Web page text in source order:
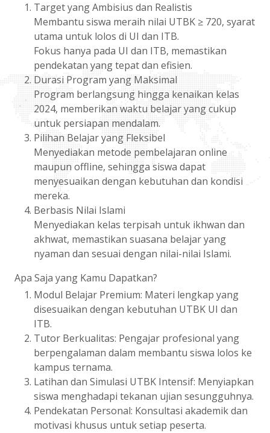
Target yang Ambisius dan Realistis
Membantu siswa meraih nilai UTBK ≥ 720, syarat
utama untuk lolos di UI dan ITB.
Fokus hanya pada UI dan ITB, memastikan
pendekatan yang tepat dan efisien.
Durasi Program yang Maksimal
Program berlangsung hingga kenaikan kelas
2024, memberikan waktu belajar yang cukup
untuk persiapan mendalam.
Pilihan Belajar yang Fleksibel
Menyediakan metode pembelajaran online
maupun offline, sehingga siswa dapat
menyesuaikan dengan kebutuhan dan kondisi
mereka.
Berbasis Nilai Islami
Menyediakan kelas terpisah untuk ikhwan dan
akhwat, memastikan suasana belajar yang
nyaman dan sesuai dengan nilai-nilai Islami.
Apa Saja yang Kamu Dapatkan?
Modul Belajar Premium: Materi lengkap yang
disesuaikan dengan kebutuhan UTBK UI dan
ITB.
Tutor Berkualitas: Pengajar profesional yang
berpengalaman dalam membantu siswa lolos ke
kampus ternama.
Latihan dan Simulasi UTBK Intensif: Menyiapkan
siswa menghadapi tekanan ujian sesungguhnya.
Pendekatan Personal: Konsultasi akademik dan
motivasi khusus untuk setiap peserta.